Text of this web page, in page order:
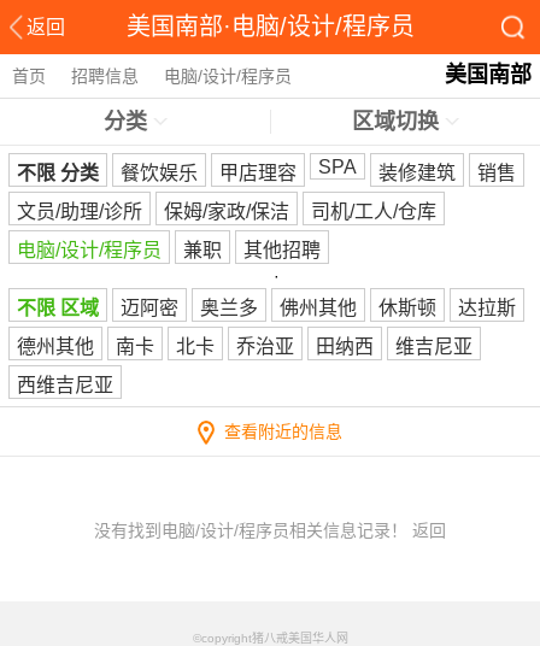
返回 美国南部·电脑/设计/程序员
首页 招聘信息 电脑/设计/程序员
美国南部
分类
区域切换
不限 分类 餐饮娱乐 甲店理容 SPA 装修建筑
销售
文员/助理/诊所
保姆/家政/保洁
司机/工人/仓库
电脑/设计/程序员
兼职 其他招聘
·
不限 区域 迈阿密 奥兰多 佛州其他 休斯顿
达拉斯
德州其他
南卡 北卡 乔治亚 田纳西
维吉尼亚
西维吉尼亚
查看附近的信息
没有找到电脑/设计/程序员相关信息记录！ 返回
©copyright猪八戒美国华人网